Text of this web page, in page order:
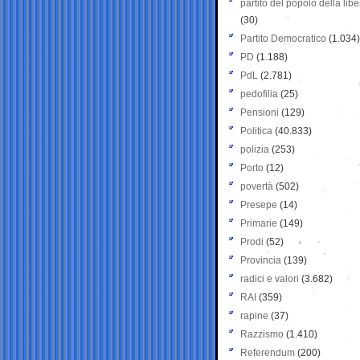
partito del popolo della
(30)
Partito Democratico (1.034)
PD (1.188)
PdL (2.781)
pedofilia (25)
Pensioni (129)
Politica (40.833)
polizia (253)
Porto (12)
povertà (502)
Presepe (14)
Primarie (149)
Prodi (52)
Provincia (139)
radici e valori (3.682)
RAI (359)
rapine (37)
Razzismo (1.410)
Referendum (200)